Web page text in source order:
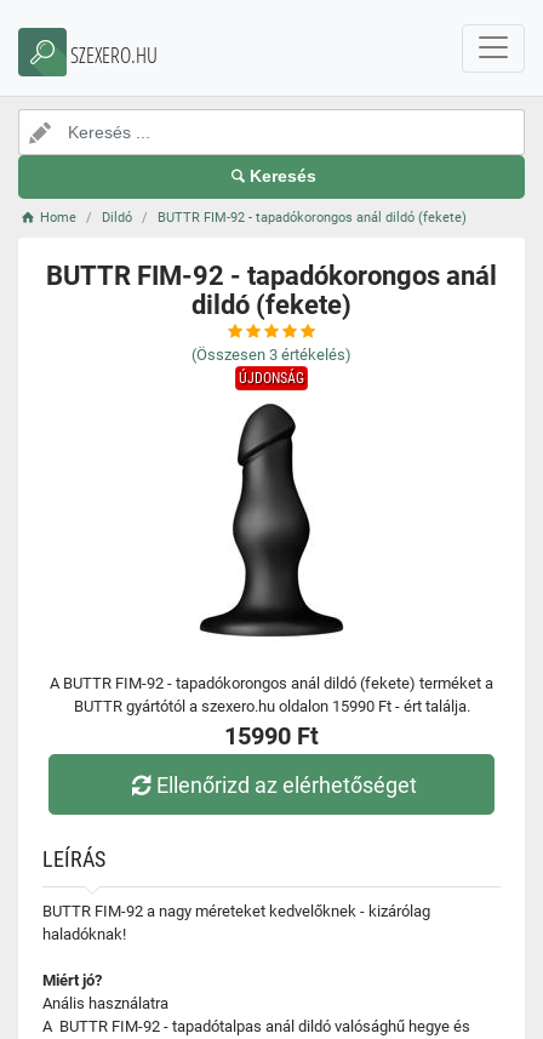
SZEXERO.HU
Keresés
Home Dildó BUTTR FIM-92 - tapadókorongos anál dildó (fekete)
BUTTR FIM-92 - tapadókorongos anál
dildó (fekete)
(Összesen 3 értékelés)
ÚJDONSÁG
A BUTTR FIM-92 - tapadókorongos anál dildó (fekete) terméket a
BUTTR gyártótól a szexero.hu oldalon 15990 Ft - ért találja.
15990 Ft
Ellenőrizd az elérhetőséget
LEÍRÁS
BUTTR FIM-92 a nagy méreteket kedvelőknek - kizárólag
haladóknak!
Miért jó?
Anális használatra
A BUTTR FIM-92 - tapadótalpas anál dildó valósághű hegye és